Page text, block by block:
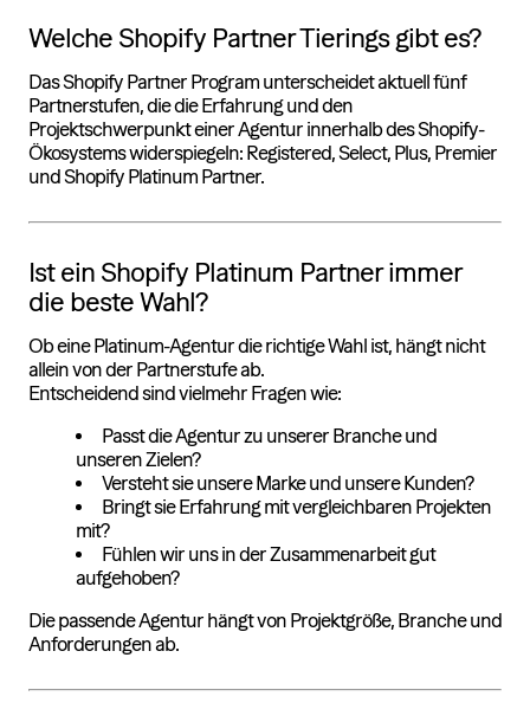
Welche Shopify Partner Tierings gibt es?
Das Shopify Partner Program unterscheidet aktuell fünf
Partnerstufen, die die Erfahrung und den
Projektschwerpunkt einer Agentur innerhalb des Shopify-
Ökosystems widerspiegeln: Registered, Select, Plus, Premier
und Shopify Platinum Partner.
Ist ein Shopify Platinum Partner immer
die beste Wahl?
Ob eine Platinum-Agentur die richtige Wahl ist, hängt nicht
allein von der Partnerstufe ab.
Entscheidend sind vielmehr Fragen wie:
Passt die Agentur zu unserer Branche und
unseren Zielen?
Versteht sie unsere Marke und unsere Kunden?
Bringt sie Erfahrung mit vergleichbaren Projekten
mit?
Fühlen wir uns in der Zusammenarbeit gut
aufgehoben?
Die passende Agentur hängt von Projektgröße, Branche und
Anforderungen ab.